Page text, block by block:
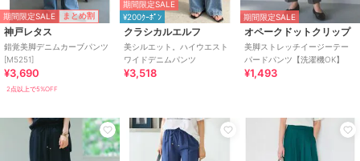
期間限定SALE まとめ割
神戸レタス
錯覚美脚デニムカーブパンツ
[M5251]
¥3,690
2点以上で5%OFF
期間限定SALE
¥200ｸｰﾎﾟﾝ
クラシカルエルフ
美シルエット。ハイウエスト
ワイドデニムパンツ
¥3,518
期間限定SALE
オペークドットクリップ
美脚ストレッチイージーテー
パードパンツ【洗濯機OK】
¥1,493